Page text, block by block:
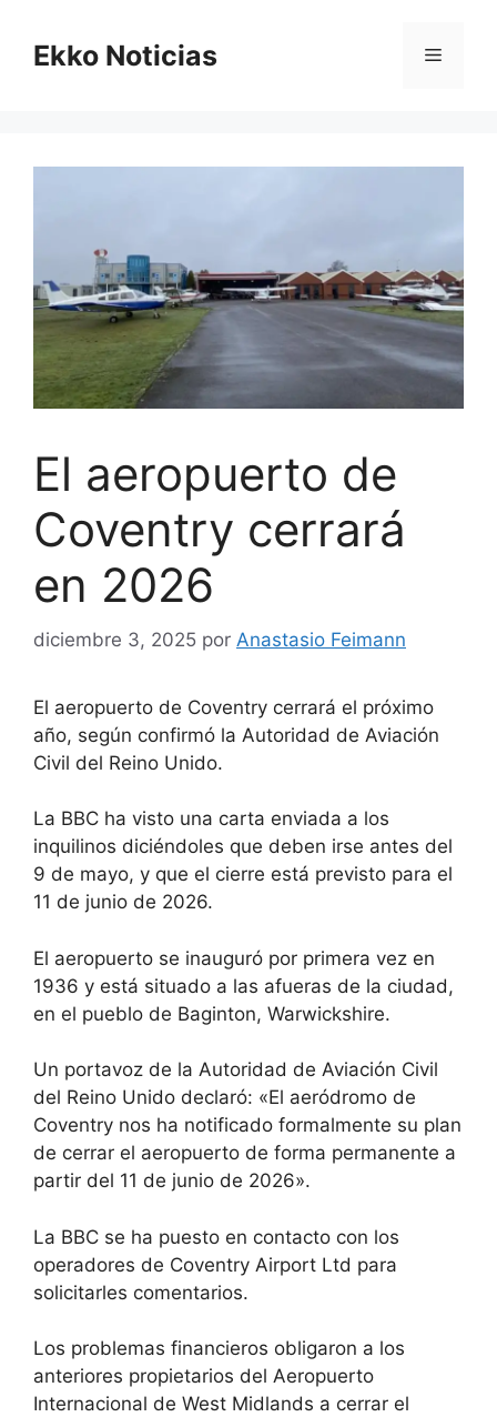
contenido
Ekko Noticias Menú
El aeropuerto de
Coventry cerrará
en 2026
diciembre 3, 2025 por Anastasio Feimann
El aeropuerto de Coventry cerrará el próximo
año, según confirmó la Autoridad de Aviación
Civil del Reino Unido.
La BBC ha visto una carta enviada a los
inquilinos diciéndoles que deben irse antes del
9 de mayo, y que el cierre está previsto para el
11 de junio de 2026.
El aeropuerto se inauguró por primera vez en
1936 y está situado a las afueras de la ciudad,
en el pueblo de Baginton, Warwickshire.
Un portavoz de la Autoridad de Aviación Civil
del Reino Unido declaró: «El aeródromo de
Coventry nos ha notificado formalmente su plan
de cerrar el aeropuerto de forma permanente a
partir del 11 de junio de 2026».
La BBC se ha puesto en contacto con los
operadores de Coventry Airport Ltd para
solicitarles comentarios.
Los problemas financieros obligaron a los
anteriores propietarios del Aeropuerto
Internacional de West Midlands a cerrar el